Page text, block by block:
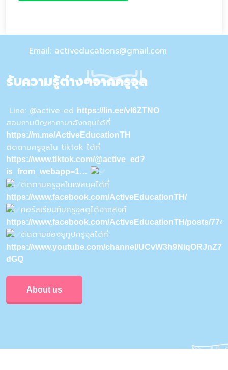
Email: activeducations@gmail.com
รับความรู้ต่างๆจากครูจุล
Line: @active-ed https://lin.ee/vI6ZTNO
สอบถามปัญหาภาษาอังกฤษได้ที่
https://m.me/ActiveEducationTH
ติดตามครูจุลใน tiktok ได้ที่
https://www.tiktok.com/@active_ed?
is_from_webapp=1…
ติดตามครูจุลในเฟสบุคได้ที่
https://www.facebook.com/ActiveEducationTH/
คอร์สเรียนกับครูจุลดูได้จากลิงค์
https://www.facebook.com/ActiveEducationTH/posts/
ติดตามช่องยูทูปครูจุลได้ที่
https://www.youtube.com/channel/
dGQ
About us